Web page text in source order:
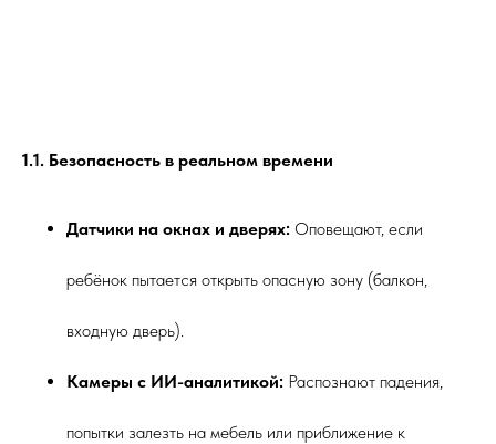
1.1. Безопасность в реальном времени
Датчики на окнах и дверях: Оповещают, если
ребёнок пытается открыть опасную зону (балкон,
входную дверь).
Камеры с ИИ-аналитикой: Распознают падения,
попытки залезть на мебель или приближение к